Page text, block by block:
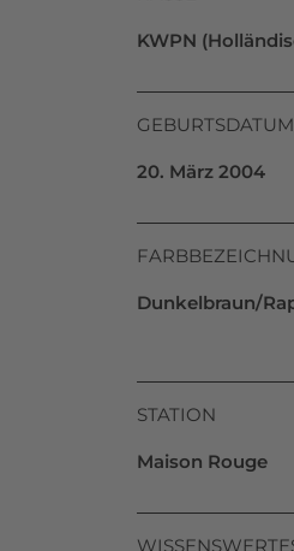
KWPN
GEBURTSDATUM
20. März 2004
Dunkelbraun/
STATION
Maison Rouge